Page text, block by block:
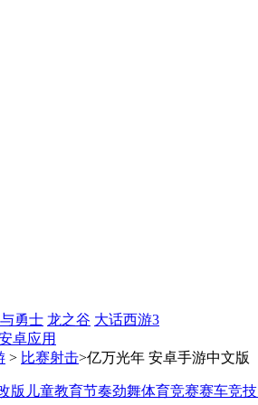
勇士 龙之谷 大话西游3
卓应用
> 比赛射击>亿万光年 安卓手游中文版
版 儿童教育节奏劲舞体育竞赛赛车竞技